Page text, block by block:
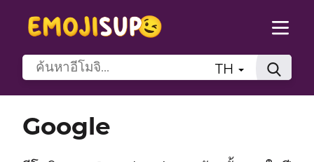
TH
Google